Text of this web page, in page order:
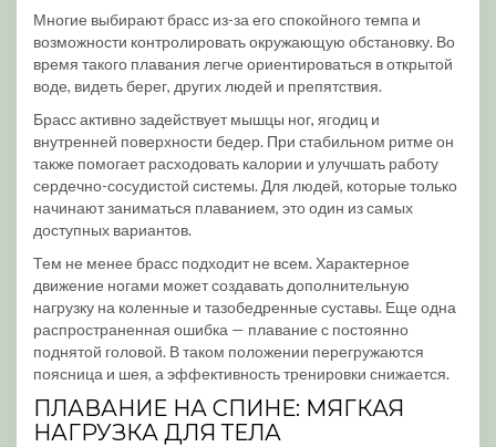
Многие выбирают брасс из-за его спокойного темпа и
возможности контролировать окружающую обстановку. Во
время такого плавания легче ориентироваться в открытой
воде, видеть берег, других людей и препятствия.
Брасс активно задействует мышцы ног, ягодиц и
внутренней поверхности бедер. При стабильном ритме он
также помогает расходовать калории и улучшать работу
сердечно-сосудистой системы. Для людей, которые только
начинают заниматься плаванием, это один из самых
доступных вариантов.
Тем не менее брасс подходит не всем. Характерное
движение ногами может создавать дополнительную
нагрузку на коленные и тазобедренные суставы. Еще одна
распространенная ошибка — плавание с постоянно
поднятой головой. В таком положении перегружаются
поясница и шея, а эффективность тренировки снижается.
ПЛАВАНИЕ НА СПИНЕ: МЯГКАЯ
НАГРУЗКА ДЛЯ ТЕЛА